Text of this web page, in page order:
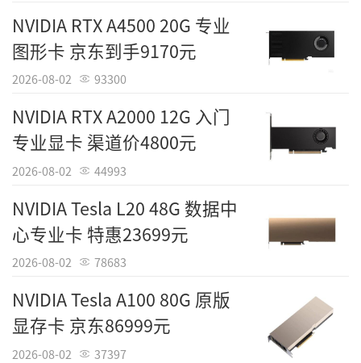
摩尔线程 MTT S4000 国产GPU MUSA架构
大显存 高带宽 AI训练推理 数据中心
[经销商] 京东自营
[产品售价] 86389元
NVIDIA RTX A4500 20G 专业
图形卡 京东到手9170元
2026-08-02 93300
NVIDIA RTX A2000 12G 入门
专业显卡 渠道价4800元
2026-08-02 44993
NVIDIA Tesla L20 48G 数据中
心专业卡 特惠23699元
2026-08-02 78683
NVIDIA Tesla A100 80G 原版
显存卡 京东86999元
2026-08-02 37397